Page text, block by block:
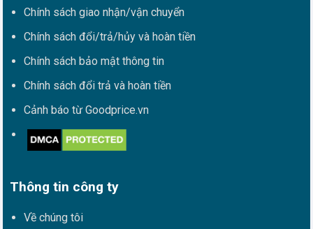
Chính sách giao nhận/vận chuyển
Chính sách đổi/trả/hủy và hoàn tiền
Chính sách bảo mật thông tin
Chính sách đổi trả và hoàn tiền
Cảnh báo từ Goodprice.vn
Thông tin công ty
Về chúng tôi